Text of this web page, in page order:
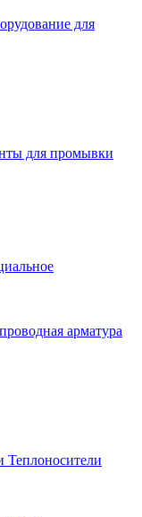
для
арматура
Теплоносители